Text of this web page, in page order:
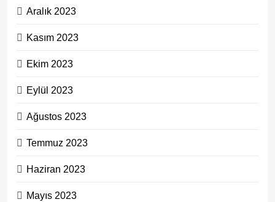
Aralık 2023
Kasım 2023
Ekim 2023
Eylül 2023
Ağustos 2023
Temmuz 2023
Haziran 2023
Mayıs 2023